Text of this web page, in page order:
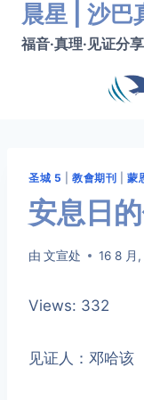
晨星 | 沙巴
福音·真理·见证分
圣城 5 |教會期刊 |蒙
安息日
由 文宣处 16 8 月
Views: 332
见证人：邓哈该